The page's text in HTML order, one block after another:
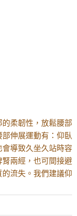
柔韌性，放鬆腰部
伸展運動有：仰臥
導致久坐久站時容
兩經，也可間接避
的流失。我們建議仰